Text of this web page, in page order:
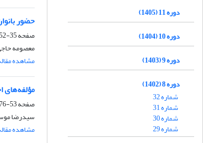
حضور
صفحه35-52
معصومه
مشاهده
مؤلفه‌های
صفحه53-76
سیدرضا
مشاهده
دوره 11 (1405)
دوره 10 (1404)
دوره 9 (1403)
دوره 8 (1402)
شماره 32
شماره 31
شماره 30
شماره 29